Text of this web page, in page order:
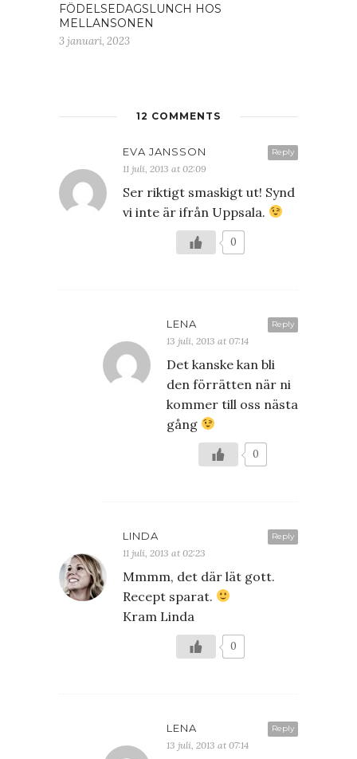
FÖDELSEDAGSLUNCH HOS
MELLANSONEN
3 januari, 2023
12 COMMENTS
Reply
EVA JANSSON
11 juli, 2013 at 02:09
Ser riktigt smaskigt ut! Synd
vi inte är ifrån Uppsala.
0
Reply
LENA
13 juli, 2013 at 07:14
Det kanske kan bli
den förrätten när ni
kommer till oss nästa
gång
0
Reply
LINDA
11 juli, 2013 at 02:23
Mmmm, det där lät gott.
Recept sparat.
Kram Linda
0
Reply
LENA
13 juli, 2013 at 07:14